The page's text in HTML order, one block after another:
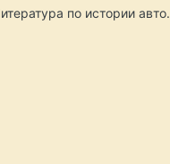
по истории авто.